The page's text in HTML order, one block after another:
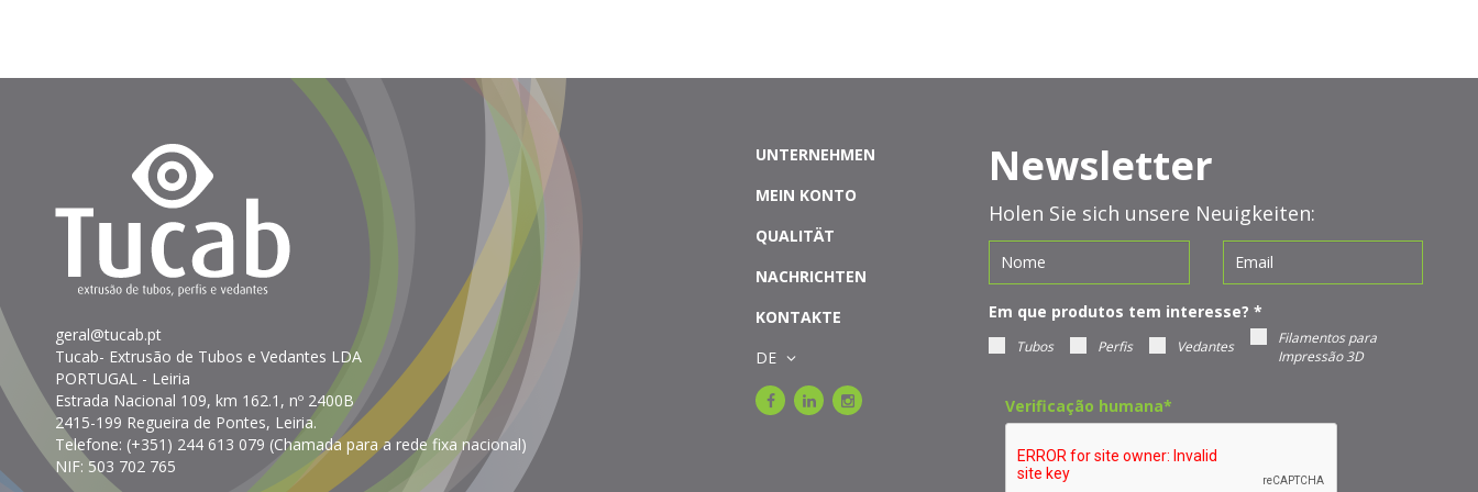
geral@tucab.pt
Tucab- Extrusão de Tubos e Vedantes LDA
PORTUGAL - Leiria
Estrada Nacional 109, km 162.1, nº 2400B
2415-199 Regueira de Pontes, Leiria.
Telefone: (+351) 244 613 079 (Chamada para a rede fixa nacional)
NIF: 503 702 765
UNTERNEHMEN
MEIN KONTO
QUALITÄT
NACHRICHTEN
KONTAKTE
DE
Newsletter
Holen Sie sich unsere Neuigkeiten:
Em que produtos tem interesse?*
Tubos Perfis Vedantes
Filamentos para
Impressão 3D
Verificação humana*